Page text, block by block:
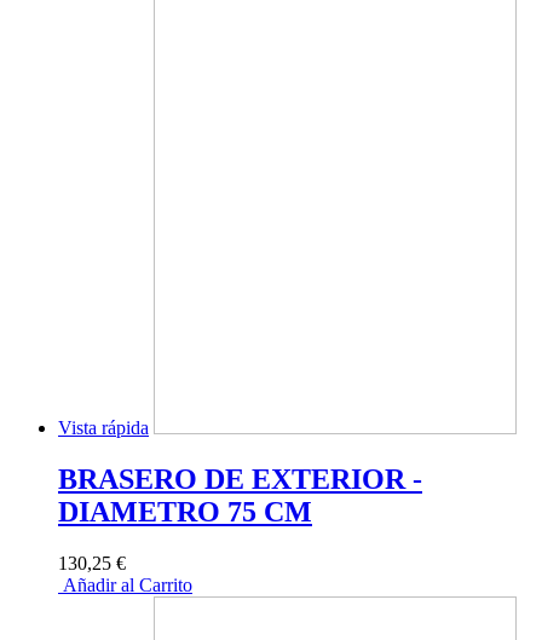
Vista rápida
BRASERO DE EXTERIOR -
DIAMETRO 75 CM
130,25 €
Añadir al Carrito